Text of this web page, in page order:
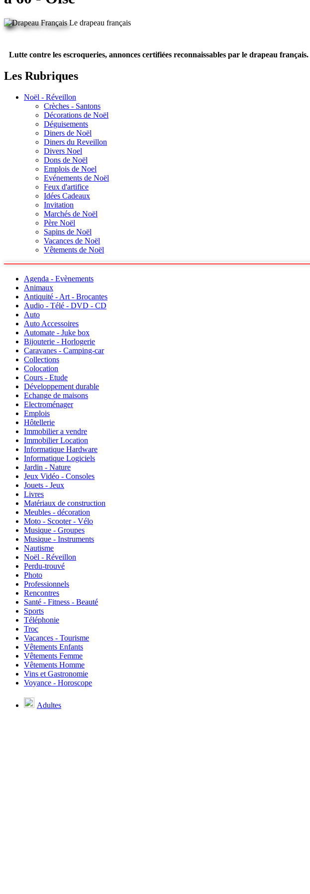
Le drapeau français
Lutte contre les escroqueries, annonces certifiées reconnaissables par le drapeau français.
Les Rubriques
Noël - Réveillon
Crèches - Santons
Décorations de Noël
Déguisements
Diners de Noël
Diners du Reveillon
Divers Noel
Dons de Noël
Emplois de Noel
Evénements de Noël
Feux d'artifice
Idées Cadeaux
Invitation
Marchés de Noël
Père Noël
Sapins de Noël
Vacances de Noël
Vêtements de Noël
Agenda - Evènements
Animaux
Antiquité - Art - Brocantes
Audio - Télé - DVD - CD
Auto
Auto Accessoires
Automate - Juke box
Bijouterie - Horlogerie
Caravanes - Camping-car
Collections
Colocation
Cours - Etude
Développement durable
Echange de maisons
Electroménager
Emplois
Hôtellerie
Immobilier a vendre
Immobilier Location
Informatique Hardware
Informatique Logiciels
Jardin - Nature
Jeux Vidéo - Consoles
Jouets - Jeux
Livres
Matériaux de construction
Meubles - décoration
Moto - Scooter - Vélo
Musique - Groupes
Musique - Instruments
Nautisme
Noël - Réveillon
Perdu-trouvé
Photo
Professionnels
Rencontres
Santé - Fitness - Beauté
Sports
Téléphonie
Troc
Vacances - Tourisme
Vêtements Enfants
Vêtements Femme
Vêtements Homme
Vins et Gastronomie
Voyance - Horoscope
Adultes